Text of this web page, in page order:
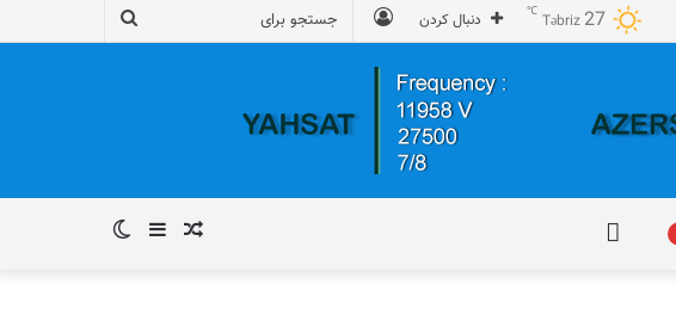
دنبال کردن Təbriz 27
℃
سایدبار نوشته